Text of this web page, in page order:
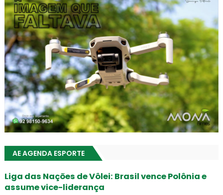
AE AGENDA ESPORTE
Liga das Nações de Vôlei: Brasil vence Polônia e
assume vice-liderança